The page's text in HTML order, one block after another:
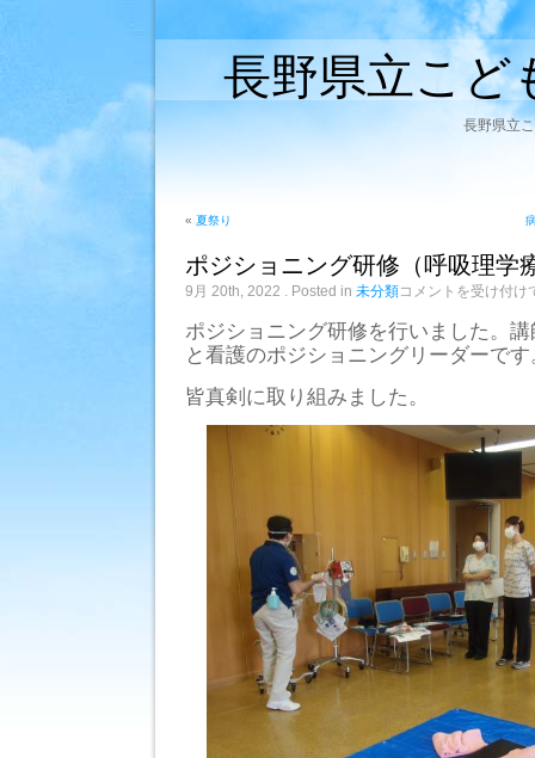
長野県立こど
長野県立
« 夏祭り
ポジショニング研修（呼吸理学
9月 20th, 2022 . Posted in 未分類ポ
シ
ョ
ニ
研
（呼
礎
は
コメントを受け付け
ポジショニング研修を行いました。
と看護のポジショニングリーダーで
皆真剣に取り組みました。